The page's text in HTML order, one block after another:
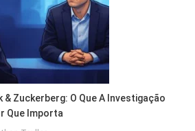
& Zuckerberg: O Que A Investigação
Que Importa